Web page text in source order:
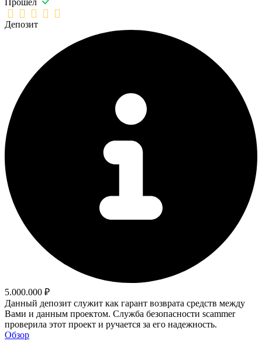
Депозит
5.000.000 ₽
Данный депозит служит как гарант возврата средств между
Вами и данным проектом. Служба безопасности scammer
проверила этот проект и ручается за его надежность.
Обзор